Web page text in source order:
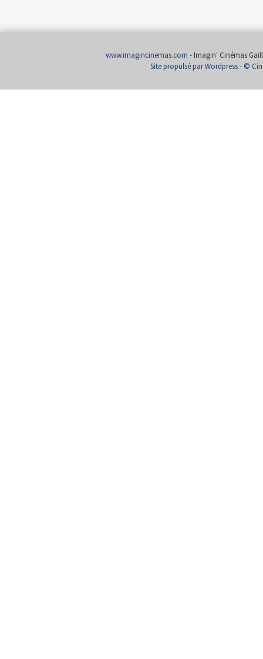
www.imagincinemas.com - Imagin' Cinémas
Site propulsé par Wordpress- ©